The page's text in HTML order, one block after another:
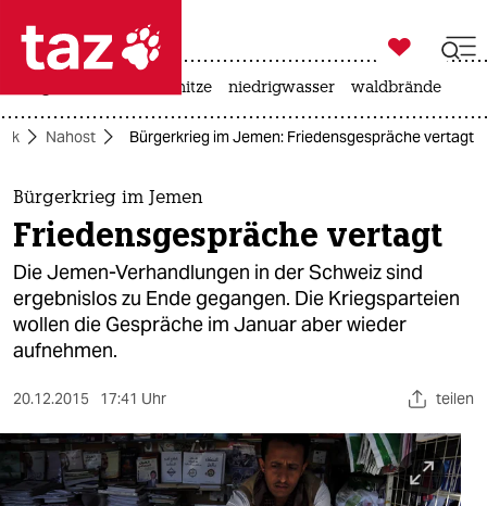
 taz zahl ich
taz zahl ich
themen
politik
öko
gesellschaft
kultur
sport
berlin

taz zahl ich
hitze niedrigwasser waldbrände
Nahost Bürgerkrieg im Jemen: Friedensgespräche vertagt
Bürgerkrieg im Jemen
Friedensgespräche vertagt
Die Jemen-Verhandlungen in der Schweiz sind
ergebnislos zu Ende gegangen. Die Kriegsparteien
wollen die Gespräche im Januar aber wieder
aufnehmen.
20.12.2015 17:41 Uhr teilen